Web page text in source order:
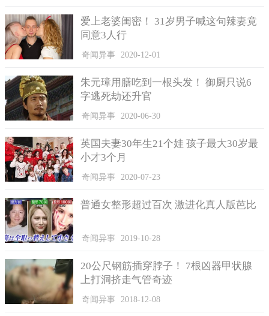
万幸的是，当时的指挥官没有盲目根据指令显示行事，而是
第一时间向上核实情况，确定这一指令并非官方指令之后，放弃
如果当时听从指令发射导弹，那战争就此爆发，对国家的影
响那是巨大的，想来这些人都觉得胆战心惊也是正常的。
弹事件的玩笑之后，苏联军方就加大了对UFO的研究，对UFO的
防御系统和跟踪系统也提上档次，同时也呼吁全球各国定期进行
信息沟通交流，希望各国联手共同抵御外星人的可能性进攻。
爱上老婆闺密！ 31岁男子喊这句辣妻竟
同意3人行
奇闻异事 2020-12-01
朱元璋用膳吃到一根头发！ 御厨只说6
字逃死劫还升官
奇闻异事 2020-06-30
英国夫妻30年生21个娃 孩子最大30岁最
小才3个月
奇闻异事 2020-07-23
普通女整形超过百次 激进化真人版芭比
奇闻异事 2019-10-28
20公尺钢筋插穿脖子！ 7根凶器甲状腺
上打洞挤走气管奇迹
奇闻异事 2018-12-08